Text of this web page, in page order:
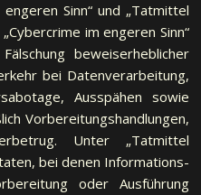
Sinn“ und „Tatmittel
im engeren Sinn“
beweiserheblicher
bei Datenverarbeitung,
Ausspähen sowie
Vorbereitungshandlungen,
Unter „Tatmittel
bei denen In­for­ma­tions­
oder Ausführung